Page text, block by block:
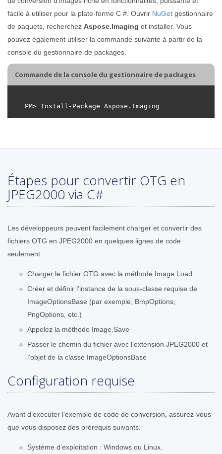
facile à utiliser pour la plate-forme C #. Ouvrir NuGet gestionnaire
de paquets, recherchez Aspose.Imaging et installer. Vous
pouvez également utiliser la commande suivante à partir de la
console du gestionnaire de packages.
Commande de la console du gestionnaire de packages
Étapes pour convertir OTG en
JPEG2000 via C#
Les développeurs peuvent facilement charger et convertir des
fichiers OTG en JPEG2000 en quelques lignes de code
seulement.
Charger le fichier OTG avec la méthode Image.Load
Créer et définir l’instance de la sous-classe requise de
ImageOptionsBase (par exemple, BmpOptions,
PngOptions, etc.)
Appelez la méthode Image.Save
Passer le chemin du fichier avec l’extension JPEG2000 et
l’objet de la classe ImageOptionsBase
Configuration requise
Avant d’exécuter l’exemple de code de conversion, assurez-vous
que vous disposez des prérequis suivants.
Système d’exploitation : Windows ou Linux.